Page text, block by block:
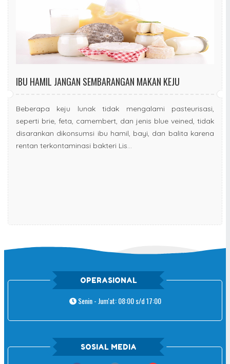
IBU HAMIL JANGAN SEMBARANGAN MAKAN KEJU
Beberapa keju lunak tidak mengalami pasteurisasi,
seperti brie, feta, camembert, dan jenis blue veined, tidak
disarankan dikonsumsi ibu hamil, bayi, dan balita karena
rentan terkontaminasi bakteri Lis...
OPERASIONAL
Senin - Jum'at: 08:00 s/d 17:00
SOSIAL MEDIA